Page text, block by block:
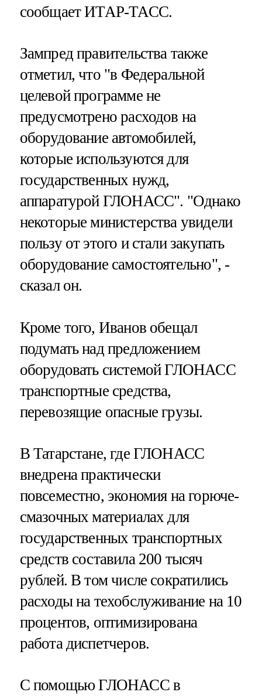
сообщает ИТАР-ТАСС.
Зампред правительства также
отметил, что "в Федеральной
целевой программе не
предусмотрено расходов на
оборудование автомобилей,
которые используются для
государственных нужд,
аппаратурой ГЛОНАСС". "Однако
некоторые министерства увидели
пользу от этого и стали закупать
оборудование самостоятельно", -
сказал он.
Кроме того, Иванов обещал
подумать над предложением
оборудовать системой ГЛОНАСС
транспортные средства,
перевозящие опасные грузы.
В Татарстане, где ГЛОНАСС
внедрена практически
повсеместно, экономия на горюче-
смазочных материалах для
государственных транспортных
средств составила 200 тысяч
рублей. В том числе сократились
расходы на техобслуживание на 10
процентов, оптимизирована
работа диспетчеров.
С помощью ГЛОНАСС в